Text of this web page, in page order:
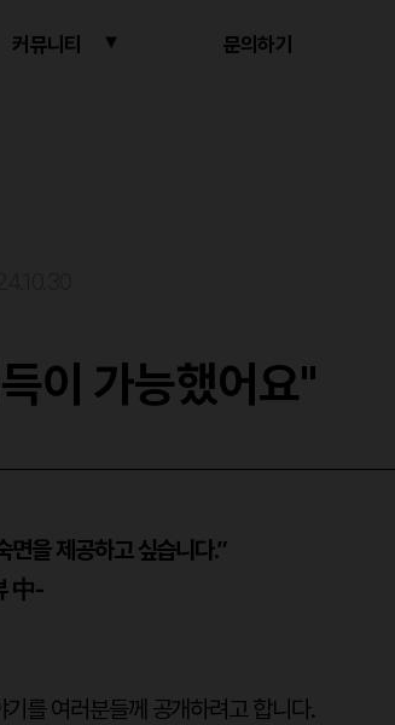
커뮤니티 문의하기
이 가능했어요"
면을 제공하고 싶습니다.”
中-
를 여러분들께 공개하려고 합니다.